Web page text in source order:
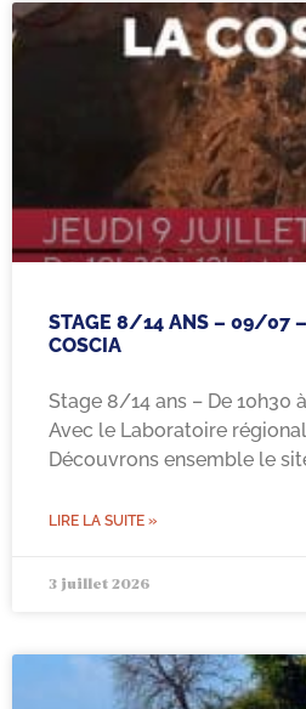
STAGE 8/14 ANS – 09/07 –
COSCIA
Stage 8/14 ans – De 10h30
Avec le Laboratoire
Découvrons ensemble le
LIRE LA SUITE »
3 juillet 2026